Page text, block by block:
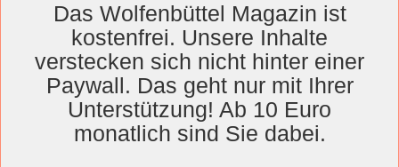
WolfenbüttelLandkreis
WolfenbüttelLessingtheaterAusstellung
Herzog August Bibliothek Nachhaltigkeit
Das Wolfenbüttel Magazin ist
kostenfrei. Unsere Inhalte
verstecken sich nicht hinter einer
Paywall. Das geht nur mit Ihrer
Unterstützung! Ab 10 Euro
monatlich sind Sie dabei.